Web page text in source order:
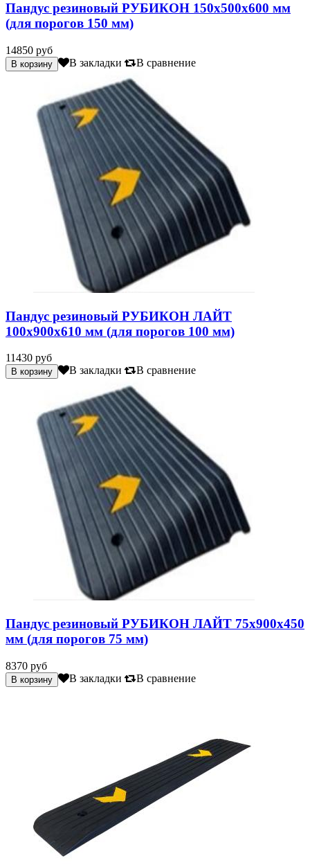
Пандус резиновый РУБИКОН 150х500х600 мм
(для порогов 150 мм)
14850 руб
В закладки В сравнение
Пандус резиновый РУБИКОН ЛАЙТ
100х900х610 мм (для порогов 100 мм)
11430 руб
В закладки В сравнение
Пандус резиновый РУБИКОН ЛАЙТ 75х900х450
мм (для порогов 75 мм)
8370 руб
В закладки В сравнение